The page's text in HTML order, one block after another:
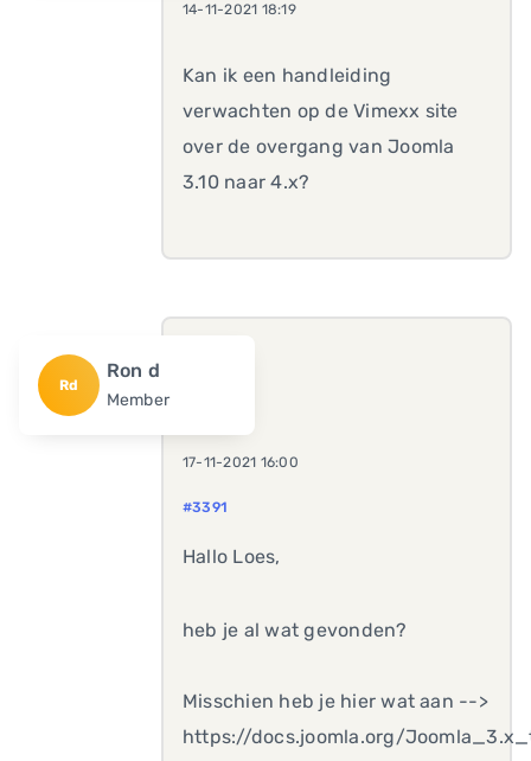
14-11-2021 18:19
Kan ik een handleiding
verwachten op de Vimexx site
over de overgang van Joomla
3.10 naar 4.x?
Rd
Ron d
Member
17-11-2021 16:00
#3391
Hallo Loes,
heb je al wat gevonden?
Misschien heb je hier wat aan -->
https://docs.joomla.org/